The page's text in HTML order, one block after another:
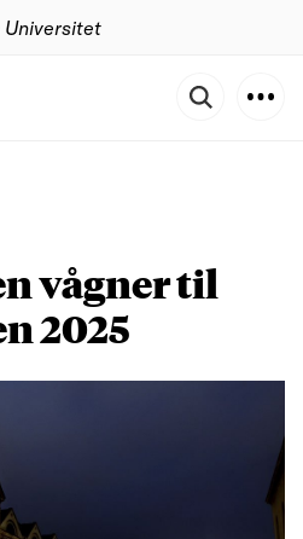
Universitet
vågner til
2025